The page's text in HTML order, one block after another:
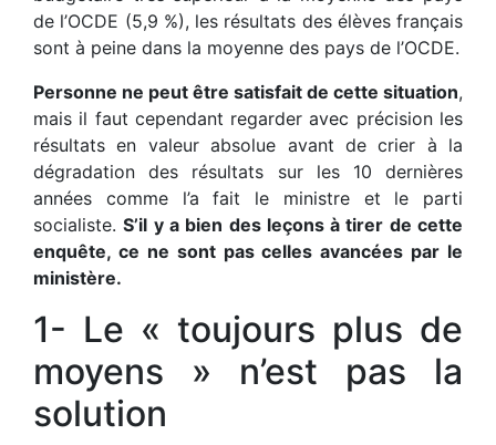
de l’OCDE (5,9 %), les résultats des élèves français
sont à peine dans la moyenne des pays de l’OCDE.
Personne ne peut être satisfait de cette situation,
mais il faut cependant regarder avec précision les
résultats en valeur absolue avant de crier à la
dégradation des résultats sur les 10 dernières
années comme l’a fait le ministre et le parti
socialiste.S’il y a bien des leçons à tirer de cette
enquête, ce ne sont pas celles avancées par le
ministère.
1- Le « toujours plus de
moyens » n’est pas la
solution